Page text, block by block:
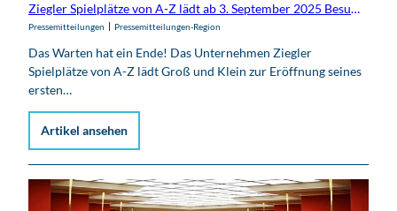
Ziegler Spielplätze von A-Z lädt ab 3. September 2025 Besucher in seinen ersten Freizeitpark "ArkaZien"
Pressemitteilungen Pressemitteilungen-Region
Das Warten hat ein Ende! Das Unternehmen Ziegler
Spielplätze von A-Z lädt Groß und Klein zur Eröffnung seines
ersten…
Artikel ansehen